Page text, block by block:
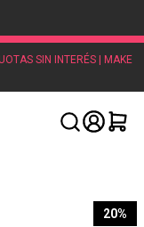
SIN INTERÉS | MAKE
20%